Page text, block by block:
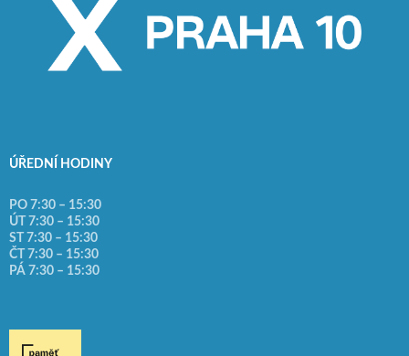
ÚŘEDNÍ HODINY
PO 7:30 – 15:30
ÚT 7:30 – 15:30
ST 7:30 – 15:30
ČT 7:30 – 15:30
PÁ 7:30 – 15:30